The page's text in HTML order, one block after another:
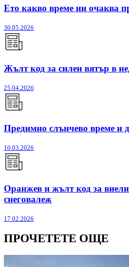
Ето какво време ни очаква
30.05.2026
Жълт код за силен вятър в
25.04.2026
Предимно слънчево време и
10.03.2026
Оранжев и жълт код за
снеговалеж
17.02.2026
ПРОЧЕТЕТЕ ОЩЕ